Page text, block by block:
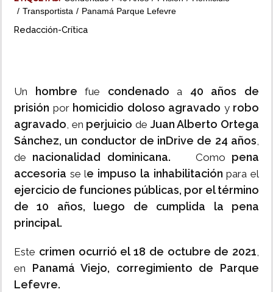
Transportista
Panamá Parque Lefevre
Redacción-Crítica
Un hombre fue condenado a 40 años de
prisión porhomicidio doloso agravado yrobo
agravado, en perjuicio de Juan Alberto Ortega
Sánchez, un conductor de inDrive de 24 años,
de nacionalidad dominicana. Como pena
accesoria se le impuso la inhabilitaciónpara el
ejercicio de funciones públicas, por el término
de 10 años, luego de cumplida la pena
principal.
Este crimen ocurrió el 18 de octubre de 2021,
en Panamá Viejo, corregimiento de Parque
Lefevre.